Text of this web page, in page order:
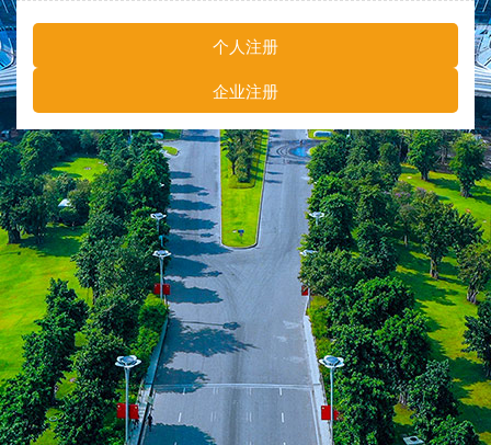
个人注册
企业注册